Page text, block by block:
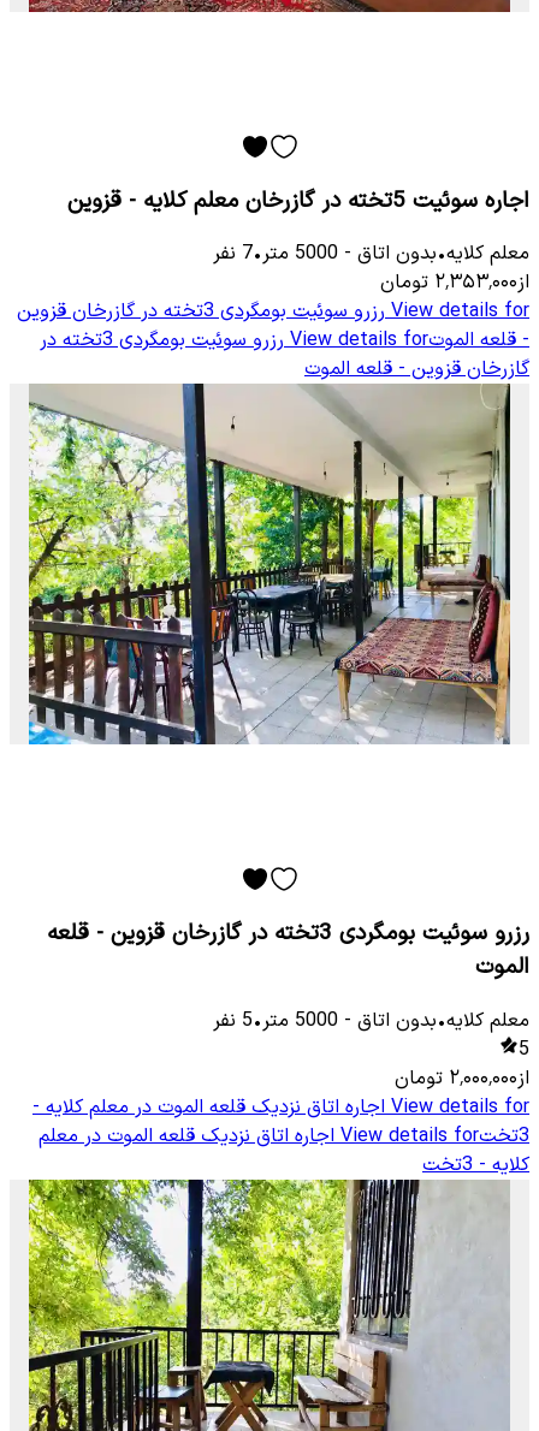
اجاره سوئیت 5تخته در گازرخان معلم کلایه - قزوین
معلم كلایه•بدون اتاق -
5000 متر•
7 نفر
از۲٬۳۵۳٬۰۰۰ تومان
View details for
رزرو سوئیت بومگردی 3تخته در گازرخان قزوین
- قلعه الموتView details for
رزرو سوئیت بومگردی 3تخته در
گازرخان قزوین - قلعه الموت
رزرو سوئیت بومگردی 3تخته در گازرخان قزوین - قلعه
الموت
معلم كلایه•بدون اتاق -
5000 متر•
5 نفر
5
از۲٬۰۰۰٬۰۰۰ تومان
View details for اجاره اتاق نزدیک قلعه الموت در معلم کلایه -
3تخت
View details for اجاره اتاق نزدیک قلعه الموت در معلم
کلایه - 3تخت